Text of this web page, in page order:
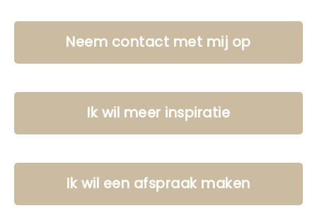
Neem contact met mij op
Ik wil meer inspiratie
Ik wil een afspraak maken